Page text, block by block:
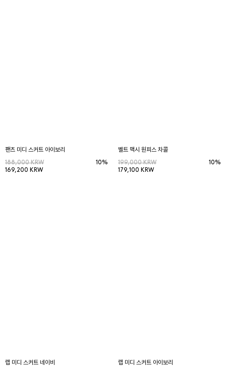
팬츠 미디 스커트 아이보리
188,000 KRW
169,200 KRW
10%
벨트 맥시 원피스 차콜
199,000 KRW
179,100 KRW
10%
랩 미디 스커트 네이비 랩 미디 스커트 아이보리